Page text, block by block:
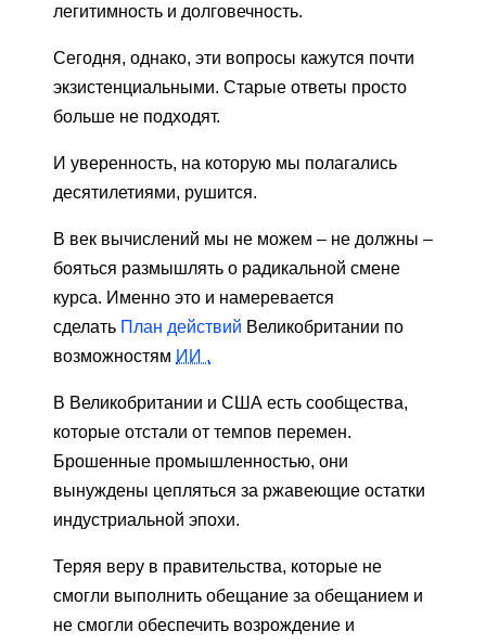
легитимность и долговечность.
Сегодня, однако, эти вопросы кажутся почти
экзистенциальными. Старые ответы просто
больше не подходят.
И уверенность, на которую мы полагались
десятилетиями, рушится.
В век вычислений мы не можем – не должны –
бояться размышлять о радикальной смене
курса. Именно это и намеревается
сделать План действий Великобритании по
возможностям ИИ .
В Великобритании и США есть сообщества,
которые отстали от темпов перемен.
Брошенные промышленностью, они
вынуждены цепляться за ржавеющие остатки
индустриальной эпохи.
Теряя веру в правительства, которые не
смогли выполнить обещание за обещанием и
не смогли обеспечить возрождение и